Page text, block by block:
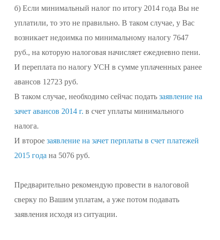
б) Если минимальный налог по итогу 2014 года Вы не
уплатили, то это не правильно. В таком случае, у Вас
возникает недоимка по минимальному налогу 7647
руб., на которую налоговая начисляет ежедневно пени.
И переплата по налогу УСН в сумме уплаченных ранее
авансов 12723 руб.
В таком случае, необходимо сейчас подать заявление на
зачет авансов 2014 г. в счет уплаты минимального
налога.
И второе заявление на зачет перплаты в счет платежей
2015 года на 5076 руб.
Предварительно рекомендую провести в налоговой
сверку по Вашим уплатам, а уже потом подавать
заявления исходя из ситуации.